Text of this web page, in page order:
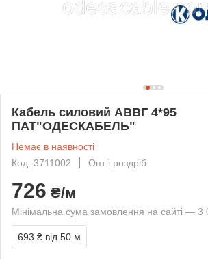
Кабель силовий АВВГ 4*95
ПАТ"ОДЕСКАБЕЛЬ"
Немає в наявності
Код: 3711002
Опт і роздріб
726 ₴/м
Мінімальна сума замовлення на сайті — 3
693 ₴ від 50 м